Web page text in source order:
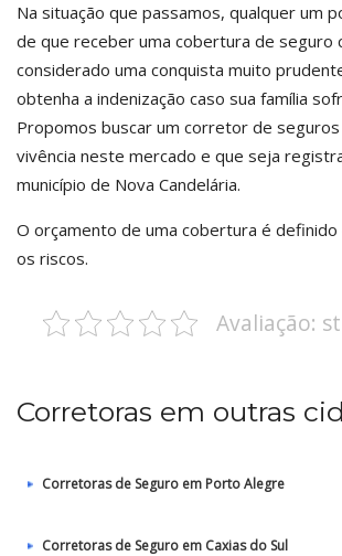
Na situação que passamos, qualquer um
de que receber uma cobertura de seguro
considerado uma conquista muito
obtenha a indenização caso sua família
Propomos buscar um corretor de
vivência neste mercado e que seja
município de Nova Candelária.
O orçamento de uma cobertura é definido
os riscos.
Avaliação:
Corretoras em outras
Corretoras de Seguro em Porto Alegre
Corretoras de Seguro em Caxias do Sul